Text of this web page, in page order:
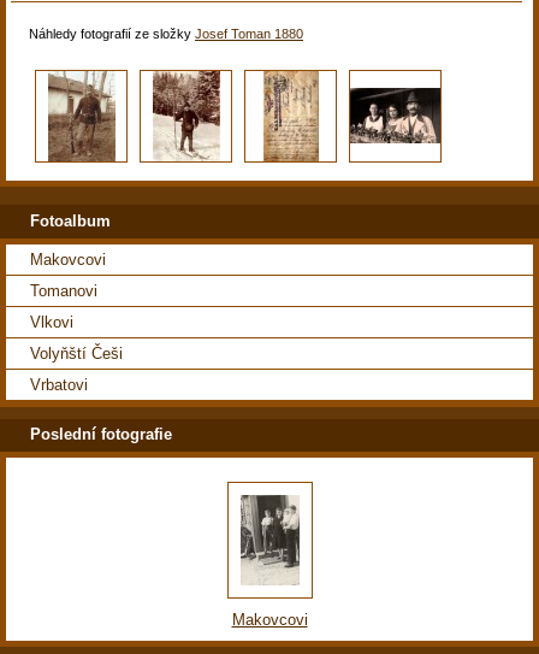
Náhledy fotografií ze složky Josef Toman 1880
Fotoalbum
Makovcovi
Tomanovi
Vlkovi
Volyňští Češi
Vrbatovi
Poslední fotografie
Makovcovi